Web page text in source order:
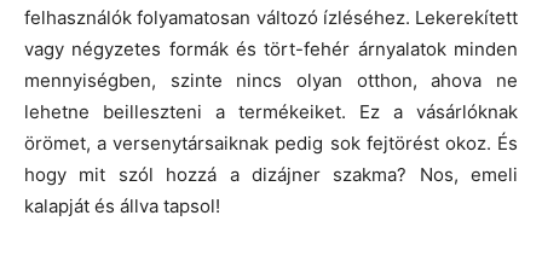
felhasználók folyamatosan változó ízléséhez. Lekerekített
vagy négyzetes formák és tört-fehér árnyalatok minden
mennyiségben, szinte nincs olyan otthon, ahova ne
lehetne beilleszteni a termékeiket. Ez a vásárlóknak
örömet, a versenytársaiknak pedig sok fejtörést okoz. És
hogy mit szól hozzá a dizájner szakma? Nos, emeli
kalapját és állva tapsol!